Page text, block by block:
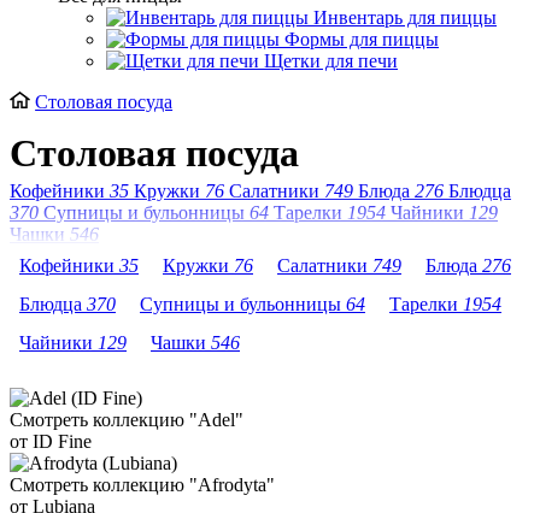
Инвентарь для пиццы
Формы для пиццы
Щетки для печи
Столовая посуда
Столовая посуда
Кофейники 35 Кружки 76 Салатники 749 Блюда 276 Блюдца
370 Супницы и бульонницы 64 Тарелки 1954 Чайники 129
Чашки 546
Кофейники 35 Кружки 76 Салатники 749 Блюда 276
Блюдца 370 Супницы и бульонницы 64 Тарелки 1954
Чайники 129 Чашки 546
Смотреть коллекцию "Adel"
от ID Fine
Смотреть коллекцию "Afrodyta"
от Lubiana